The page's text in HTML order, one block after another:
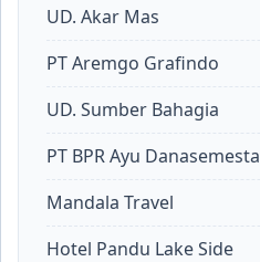
UD. Akar Mas
PT Aremgo Grafindo
UD. Sumber Bahagia
PT BPR Ayu Danasemesta
Mandala Travel
Hotel Pandu Lake Side